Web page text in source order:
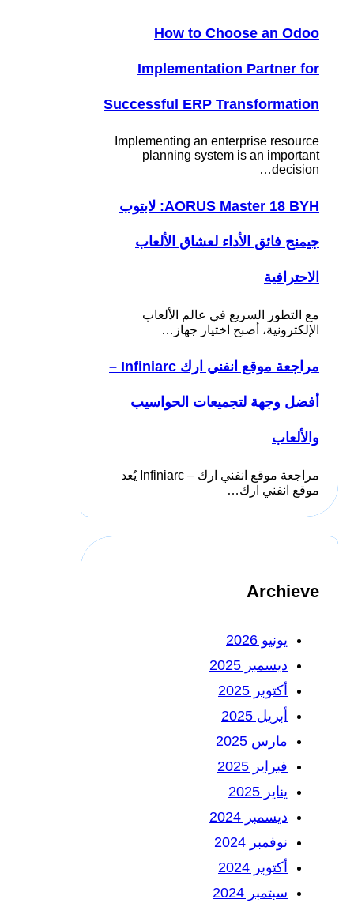
How to Choose an Odoo
Implementation Partner for
Successful ERP Transformation
Implementing an enterprise resource
planning system is an important
decision…
AORUS Master 18 BYH: لابتوب
جيمنج فائق الأداء لعشاق الألعاب
الاحترافية
مع التطور السريع في عالم الألعاب
الإلكترونية، أصبح اختيار جهاز…
مراجعة موقع انفني ارك Infiniarc –
أفضل وجهة لتجميعات الحواسيب
والألعاب
مراجعة موقع انفني ارك – Infiniarc يُعد
موقع انفني ارك…
Archieve
يونيو 2026
ديسمبر 2025
أكتوبر 2025
أبريل 2025
مارس 2025
فبراير 2025
يناير 2025
ديسمبر 2024
نوفمبر 2024
أكتوبر 2024
سبتمبر 2024